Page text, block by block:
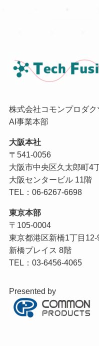
株式会社コモンプロダク
AI事業本部
大阪本社
〒541-0056
大阪市中央区久太郎町4
大阪センタービル 11階
TEL：06-6267-6698
東京本部
〒105-0004
東京都港区新橋1丁目12-
新橋プレイス 8階
TEL：03-6456-4065
Presented by